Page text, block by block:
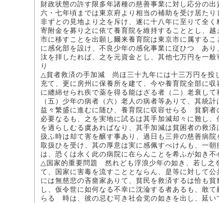
財政状態の許す限多年諸種の慈善事業に対し応分の
六・七年頃までは東京府より相当の補助を受け居た
非ずとの見地より之を斥け、遂に十八年に至りて全
寄附金を募り之に依て養育院を維持することとし、
市に移すことを出願し爾来養育院は東京市に属する
に感化部を設け、不良少年の感化事業に従ひつゝあ
汰を拝したれば、之を元資金とし、其他七万円を一
り
△貧者救済の手加減 尚ほ三十九年には十三万円を投
充て、更に房州に保養所を建て、今や養育院全部に
に纏綿せられ疾で薬を得る能はざる者（二）老衰し
（五）少年の病者（六）老人の病者等ありて、其統
益々繁盛に進むに随ひ、養育院に収容せらるゝ貧窮
必要なるも、之を実地に試るは其手加減却々に難し
を過らしむる虞あればなり、其手加減は貧困者の救
扱ふ時は却て害を醸す事あり、過日も三井の慈善病
取扱ひを受け、其の厚意は実に感佩すべけんも、一
は、恐くは永く此の病院に在らんことを希ふが如き
△国家的重要問題 然れども浮浪少年の如き、若し之
て、国家に害毒を流すこととならん、是等に対して
には無慈悲の吝嗇家ありて、貧民を救済するは恰も
し、仮令世に如何なる不幸に沈淪する者あるも、敢
らるゝ時は、彼の忌む可き社会党の如きを出し、延